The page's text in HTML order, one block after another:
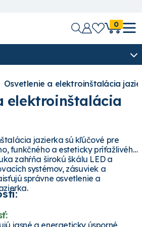
0
Osvetlenie a elektroinštalácia
elektroinštalácia
jazierka sú kľúčové pre
funkčného a esteticky príťažlivého
zahŕňa širokú škálu LED a
systémov, zásuviek a
správne osvetlenie a
jasné a energeticky úsporné